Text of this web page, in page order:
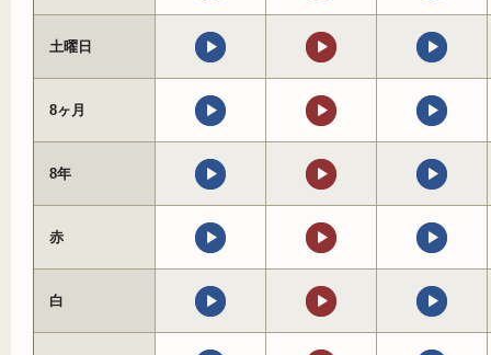
土曜日
8ヶ月
8年
赤
白